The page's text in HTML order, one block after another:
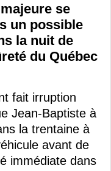
se
un possible
la nuit de
du Québec
fait irruption
Jean-Baptiste à
la trentaine à
avant de
immédiate dans